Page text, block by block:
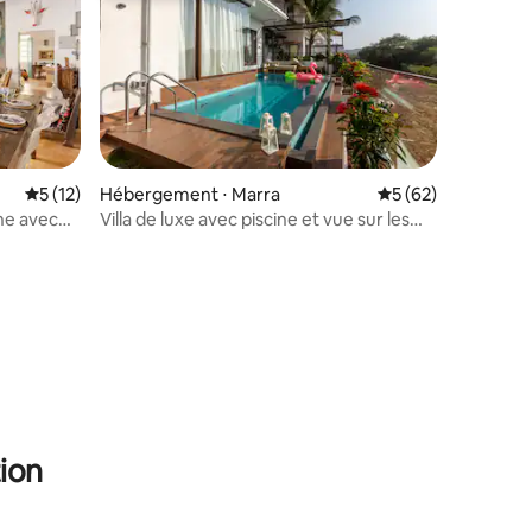
: 4,97 sur 5
Évaluation moyenne sur la base de 12 commentaires : 5 sur 5
5 (12)
avec
Hébergement ⋅ Marra Évaluation
5 (62)
Villa de luxe avec piscine et vue sur les